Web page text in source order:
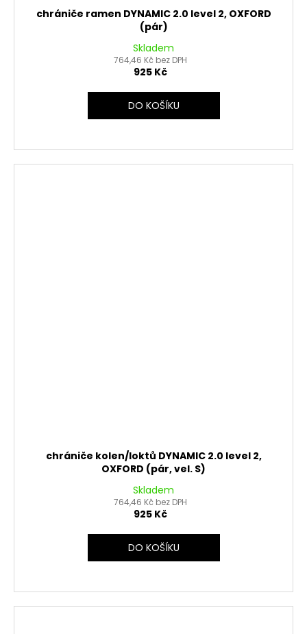
chrániče ramen DYNAMIC 2.0 level 2, OXFORD
(pár)
Skladem
764,46 Kč bez DPH
925 Kč
DO KOŠÍKU
chrániče kolen/loktů DYNAMIC 2.0 level 2,
OXFORD (pár, vel. S)
Skladem
764,46 Kč bez DPH
925 Kč
DO KOŠÍKU